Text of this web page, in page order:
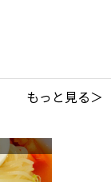
もっと見る＞